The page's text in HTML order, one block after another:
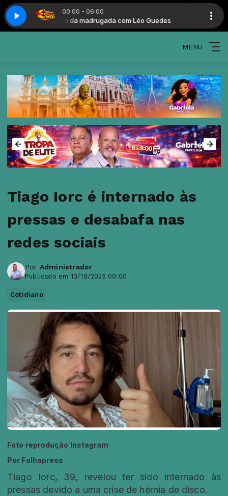
00:00 - 06:00
Turma da madrugada com Léo Guedes
MENU
Tiago Iorc é internado às
pressas e desabafa nas
redes sociais
Por Administrador
Publicado em 13/10/2025 00:00
Cotidiano
Foto reprodução Instagram
Por Folhapress
Tiago Iorc, 39, revelou ter sido internado às
pressas devido a uma crise de hérnia de disco.